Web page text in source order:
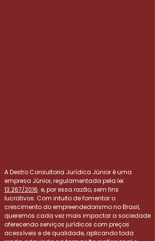
A Destro Consultoria Jurídica Júnior é uma
empresa Júnior, regulamentada pela lei
13.267/2016. e, por essa razão, sem fins
lucrativos. Com intuito de fomentar o
crescimento do empreendedorismo no Brasil,
queremos cada vez mais impactar a sociedade
oferecendo serviços jurídicos com preços
acessíveis e de qualidade, aplicando toda